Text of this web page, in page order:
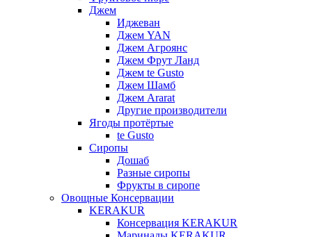
Джем
Иджеван
Джем YAN
Джем Агроянс
Джем Фрут Ланд
Джем te Gusto
Джем Шамб
Джем Ararat
Другие производители
Ягоды протёртые
te Gusto
Сиропы
Дошаб
Разные сиропы
Фрукты в сиропе
Овощные Консервации
KERAKUR
Консервация KERAKUR